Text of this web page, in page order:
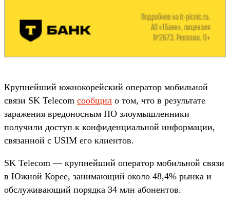
Крупнейший южнокорейский оператор мобильной
связи SK Telecom сообщил о том, что в результате
заражения вредоносным ПО злоумышленники
получили доступ к конфиденциальной информации,
связанной с USIM его клиентов.
SK Telecom — крупнейший оператор мобильной связи
в Южной Корее, занимающий около 48,4% рынка и
обслуживающий порядка 34 млн абонентов.